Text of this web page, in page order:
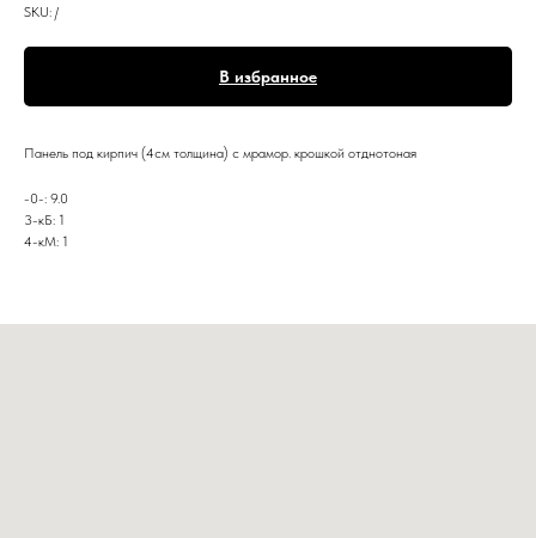
SKU: /
В избранное
Панель под кирпич (4см толщина) с мрамор. крошкой отднотоная
-0-: 9.0
3-кБ: 1
4-кМ: 1